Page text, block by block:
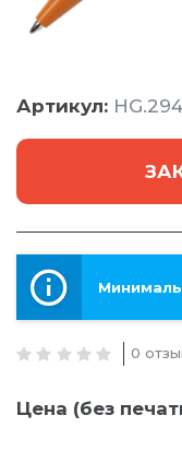
Артикул:
0
Цена (без